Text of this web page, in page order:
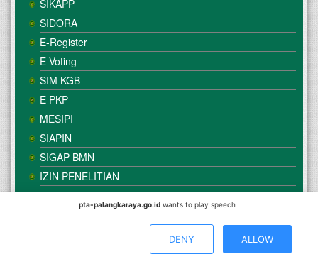
SIKAPP
SIDORA
E-Register
E Voting
SIM KGB
E PKP
MESIPI
SIAPIN
SIGAP BMN
IZIN PENELITIAN
Agama Palangka Raya
Direkomendasikan Menggunakan Browser :
Mozilla Firefox
Google Chrome
pta-palangkaraya.go.id wants to play speech
DENY ALLOW